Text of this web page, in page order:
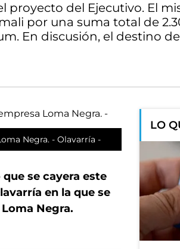
proyecto del Ejecutivo. El
por una suma total de
En discusión, el destino
Negra. - Olavarría -
se cayera este
en la que se
Negra.
LO